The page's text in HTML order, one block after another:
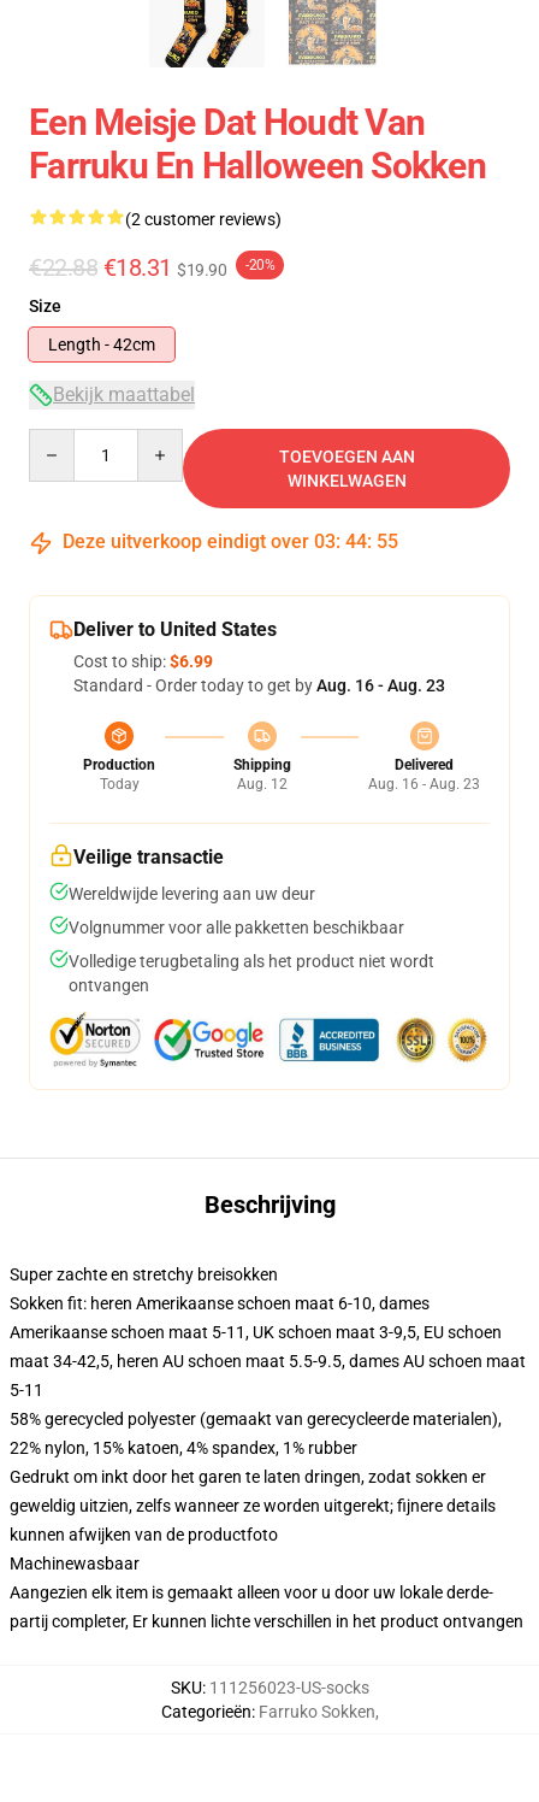
Een Meisje Dat Houdt Van
Farruku En Halloween Sokken
(2 customer reviews)
€22.88 €18.31 $19.90 -20%
Size
Length - 42cm
Bekijk maattabel
TOEVOEGEN AAN
WINKELWAGEN
Deze uitverkoop eindigt over 03: 44: 55
Deliver to United States
Cost to ship:$6.99
Standard - Order today to get byAug. 16 - Aug. 23
Production
Today
Shipping
Aug. 12
Delivered
Aug. 16 - Aug. 23
Veilige transactie
Wereldwijde levering aan uw deur
Volgnummer voor alle pakketten beschikbaar
Volledige terugbetaling als het product niet wordt
ontvangen
Beschrijving
Super zachte en stretchy breisokken
Sokken fit: heren Amerikaanse schoen maat 6-10, dames
Amerikaanse schoen maat 5-11, UK schoen maat 3-9,5, EU schoen
maat 34-42,5, heren AU schoen maat 5.5-9.5, dames AU schoen maat
5-11
58% gerecycled polyester (gemaakt van gerecycleerde materialen),
22% nylon, 15% katoen, 4% spandex, 1% rubber
Gedrukt om inkt door het garen te laten dringen, zodat sokken er
geweldig uitzien, zelfs wanneer ze worden uitgerekt; fijnere details
kunnen afwijken van de productfoto
Machinewasbaar
Aangezien elk item is gemaakt alleen voor u door uw lokale derde-
partij completer, Er kunnen lichte verschillen in het product ontvangen
SKU: 111256023-US-socks
Categorieën: Farruko Sokken,